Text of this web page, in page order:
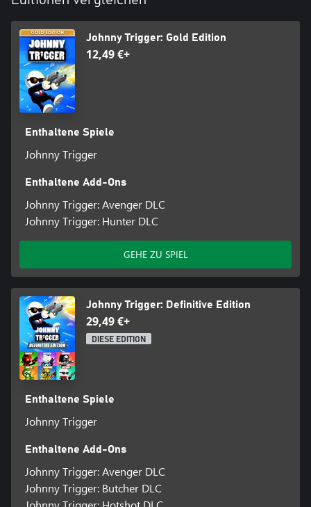
Johnny Trigger: Gold Edition
12,49 €+
Enthaltene Spiele
Johnny Trigger
Enthaltene Add-Ons
Johnny Trigger: Avenger DLC
Johnny Trigger: Hunter DLC
GEHE ZU SPIEL
Johnny Trigger: Definitive Edition
29,49 €+
DIESE EDITION
Enthaltene Spiele
Johnny Trigger
Enthaltene Add-Ons
Johnny Trigger: Avenger DLC
Johnny Trigger: Butcher DLC